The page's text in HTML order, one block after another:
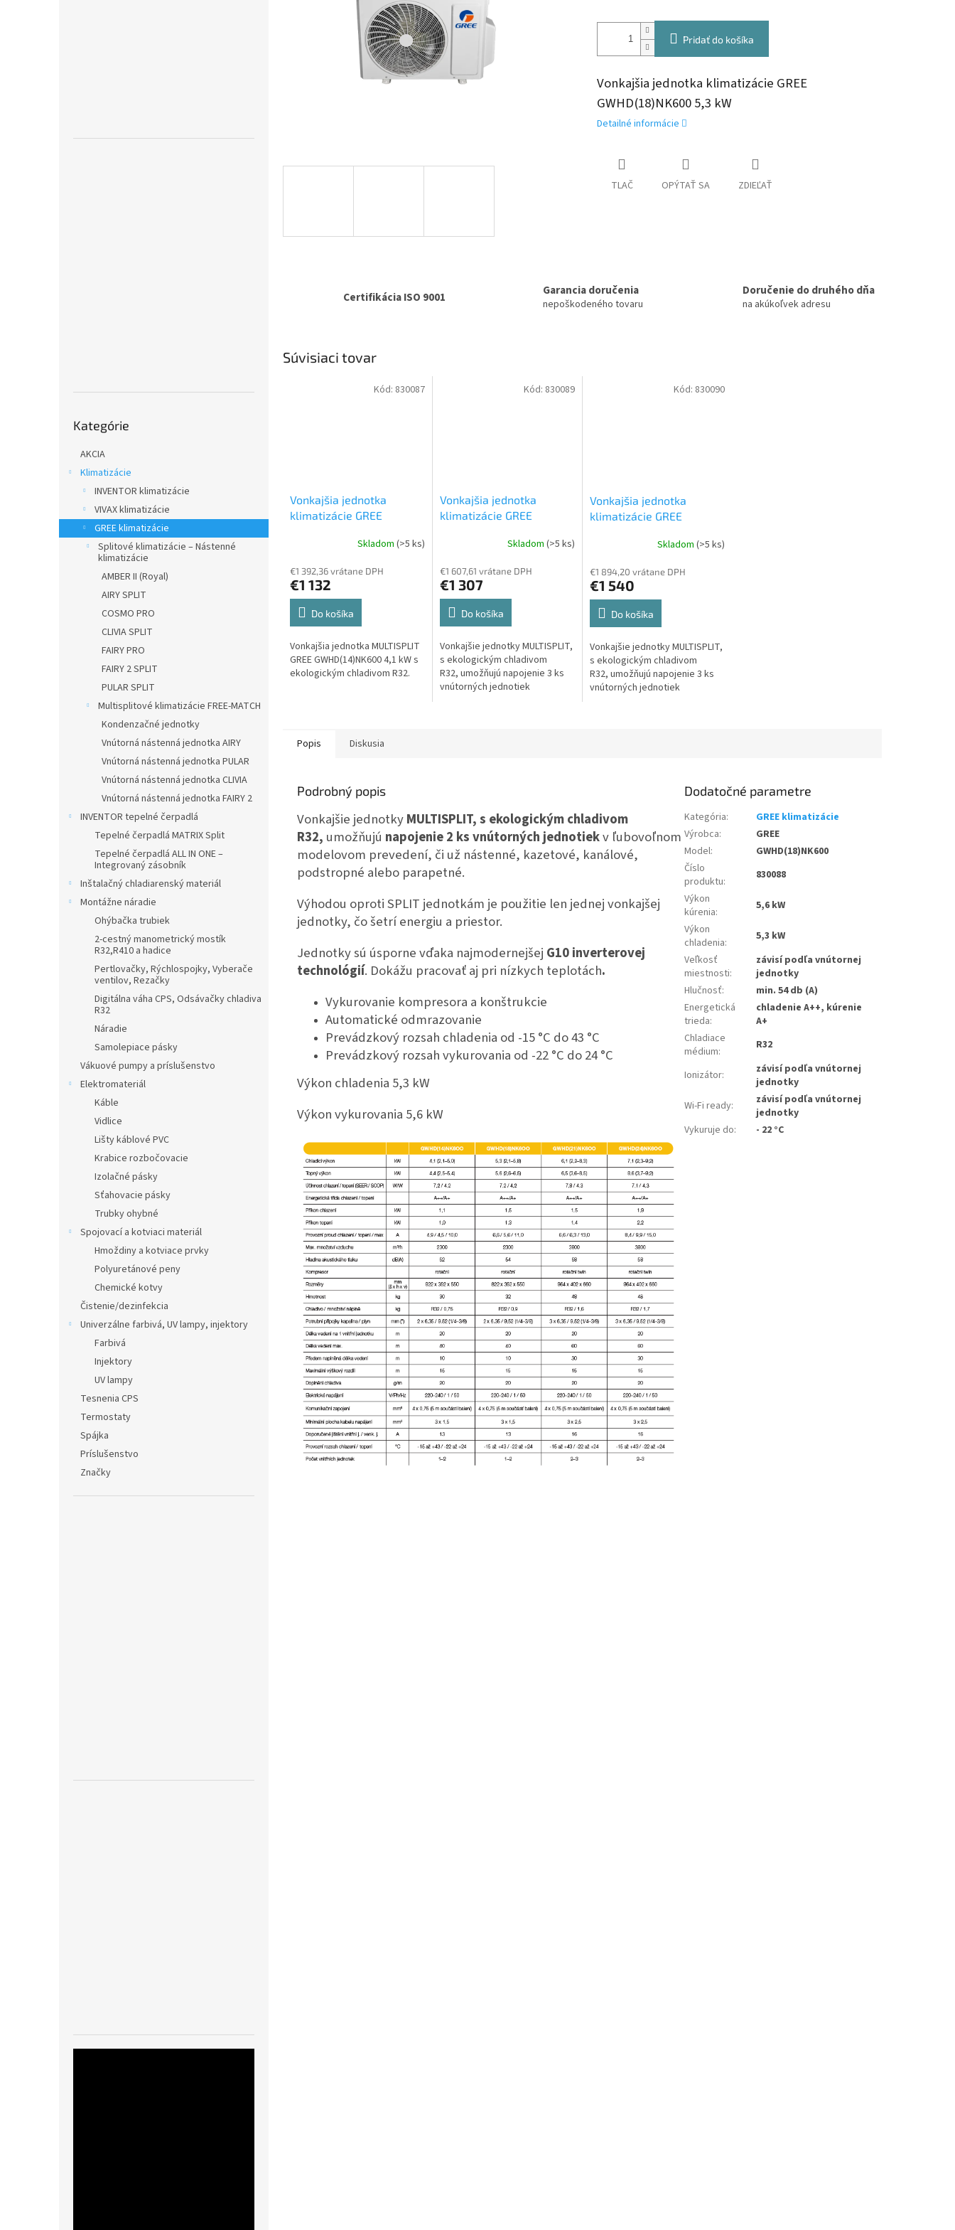
kategórie
Kategórie
AKCIA
Klimatizácie
INVENTOR klimatizácie
VIVAX klimatizácie
GREE klimatizácie
Splitové klimatizácie – Nástenné
klimatizácie
AMBER II (Royal)
AIRY SPLIT
COSMO PRO
CLIVIA SPLIT
FAIRY PRO
FAIRY 2 SPLIT
PULAR SPLIT
Multisplitové klimatizácie FREE-MATCH
Kondenzačné jednotky
Vnútorná nástenná jednotka AIRY
Vnútorná nástenná jednotka PULAR
Vnútorná nástenná jednotka CLIVIA
Vnútorná nástenná jednotka FAIRY 2
INVENTOR tepelné čerpadlá
Tepelné čerpadlá MATRIX Split
Tepelné čerpadlá ALL IN ONE –
Integrovaný zásobník
Inštalačný chladiarenský materiál
Montážne náradie
Ohýbačka trubiek
2-cestný manometrický mostík
R32,R410 a hadice
Pertlovačky, Rýchlospojky, Vyberače
ventilov, Rezačky
Digitálna váha CPS, Odsávačky chladiva
R32
Náradie
Samolepiace pásky
Vákuové pumpy a príslušenstvo
Elektromateriál
Káble
Vidlice
Lišty káblové PVC
Krabice rozbočovacie
Izolačné pásky
Sťahovacie pásky
Trubky ohybné
Spojovací a kotviaci materiál
Hmoždiny a kotviace prvky
Polyuretánové peny
Chemické kotvy
Čistenie/dezinfekcia
Univerzálne farbivá, UV lampy, injektory
Farbivá
Injektory
UV lampy
Tesnenia CPS
Termostaty
Spájka
Príslušenstvo
Značky
Pridať do košíka
Vonkajšia jednotka klimatizácie GREE
GWHD(18)NK600 5,3 kW
Detailné informácie
TLAČ OPÝTAŤ SA ZDIEĽAŤ
Certifikácia ISO 9001 Garancia doručenia
nepoškodeného tovaru
Doručenie do druhého dňa
na akúkoľvek adresu
Súvisiaci tovar
Vonkajšia jednotka
klimatizácie GREE
Vonkajšia jednotka
Skladom (>5 ks)
€1 392,36 vrátane DPH
€1 132
Do košíka
Vonkajšia jednotka MULTISPLIT
GREE GWHD(14)NK600 4,1 kW s
ekologickým chladivom R32.
Kód: 830087
Vonkajšia jednotka
klimatizácie GREE
Vonkajšia jednotka
Skladom (>5 ks)
€1 607,61 vrátane DPH
€1 307
Do košíka
Vonkajšie jednotky MULTISPLIT,
s ekologickým chladivom
R32, umožňujú napojenie 3 ks
vnútorných jednotiek
Kód: 830089
Vonkajšia jednotka
klimatizácie GREE
Vonkajšia jednotka
Skladom(>5 ks)
€1 894,20 vrátane DPH
€1 540
Do košíka
Vonkajšie jednotky MULTISPLIT,
s ekologickým chladivom
R32, umožňujú napojenie 3 ks
vnútorných jednotiek
Kód: 830090
Popis Diskusia
Podrobný popis
Vonkajšie jednotkyMULTISPLIT, s ekologickým chladivom
R32, umožňujú napojenie 2 ks vnútorných jednotiekv ľubovoľnom
modelovom prevedení, či už nástenné, kazetové, kanálové,
podstropné alebo parapetné.
Výhodou oproti SPLIT jednotkám je použitie len jednej vonkajšej
jednotky, čo šetrí energiu a priestor.
Jednotky sú úsporne vďaka najmodernejšej G10 inverterovej
technológií. Dokážu pracovať aj pri nízkych teplotách.
Vykurovanie kompresora a konštrukcie
Automatické odmrazovanie
Prevádzkový rozsah chladenia od -15 °C do 43 °C
Prevádzkový rozsah vykurovania od -22 °C do 24 °C
Výkon chladenia 5,3 kW
Výkon vykurovania 5,6 kW
Dodatočné parametre
Kategória:
GREE klimatizácie
Výrobca:
GREE
Model:
GWHD(18)NK600
Číslo
produktu:
830088
Výkon
kúrenia:
5,6 kW
Výkon
chladenia:
5,3 kW
Veľkosť
miestnosti:
závisí podľa vnútornej
jednotky
Hlučnosť:
min. 54 db (A)
Energetická
trieda:
chladenie A++, kúrenie
A+
Chladiace
médium: R32
Ionizátor:
závisí podľa vnútornej
jednotky
Wi-Fi ready:
závisí podľa vnútornej
jednotky
Vykuruje do: - 22 °C